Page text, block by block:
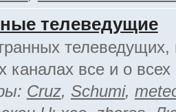
телеведущие
телеведущих,
каналах все и о всех
Cruz, Schumi,